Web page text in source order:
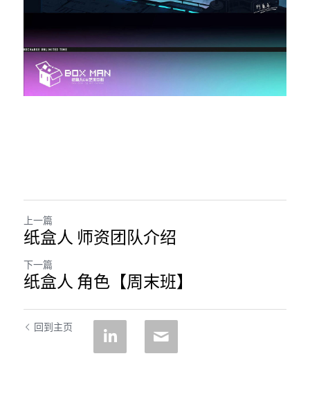
上一篇
纸盒人 师资团队介绍
下一篇
纸盒人 角色【周末班】
回到主页